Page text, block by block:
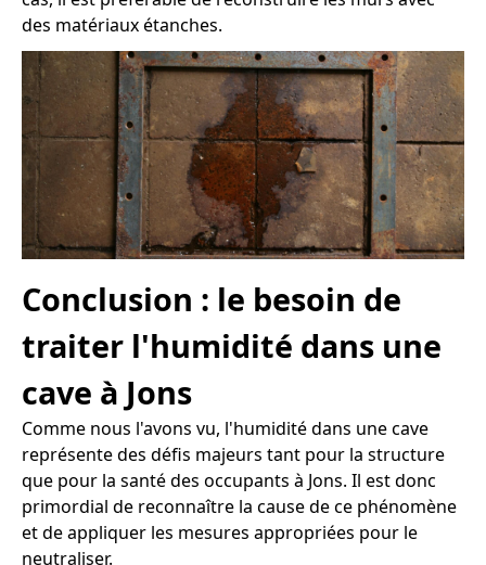
des matériaux étanches.
Conclusion : le besoin de
traiter l'humidité dans une
cave à Jons
Comme nous l'avons vu, l'humidité dans une cave
représente des défis majeurs tant pour la structure
que pour la santé des occupants à Jons. Il est donc
primordial de reconnaître la cause de ce phénomène
et de appliquer les mesures appropriées pour le
neutraliser.